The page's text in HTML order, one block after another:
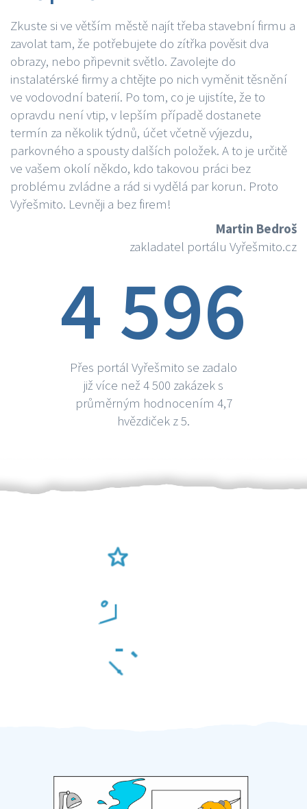
Zkuste si ve větším městě najít třeba stavební firmu a
zavolat tam, že potřebujete do zítřka pověsit dva
obrazy, nebo připevnit světlo. Zavolejte do
instalatérské firmy a chtějte po nich vyměnit těsnění
ve vodovodní baterií. Po tom, co je ujistíte, že to
opravdu není vtip, v lepším případě dostanete
termín za několik týdnů, účet včetně výjezdu,
parkovného a spousty dalších položek. A to je určitě
ve vašem okolí někdo, kdo takovou práci bez
problému zvládne a rád si vydělá par korun. Proto
Vyřešmito. Levněji a bez firem!
Martin Bedroš
zakladatel portálu Vyřešmito.cz
4 596
Přes portál Vyřešmito se zadalo
již více než 4 500 zakázek s
průměrným hodnocením 4,7
hvězdiček z 5.